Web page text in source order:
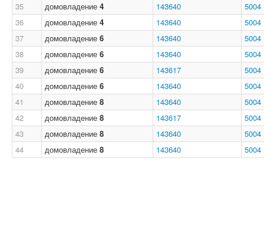
35
домовладение 4 143640
5004
36
домовладение 4 143640
5004
37
домовладение 6 143640
5004
38
домовладение 6 143640
5004
39
домовладение 6 143617
5004
40
домовладение 6 143640
5004
41
домовладение 8 143640
5004
42
домовладение 8 143617
5004
43
домовладение 8 143640
5004
44
домовладение 8 143640 5004